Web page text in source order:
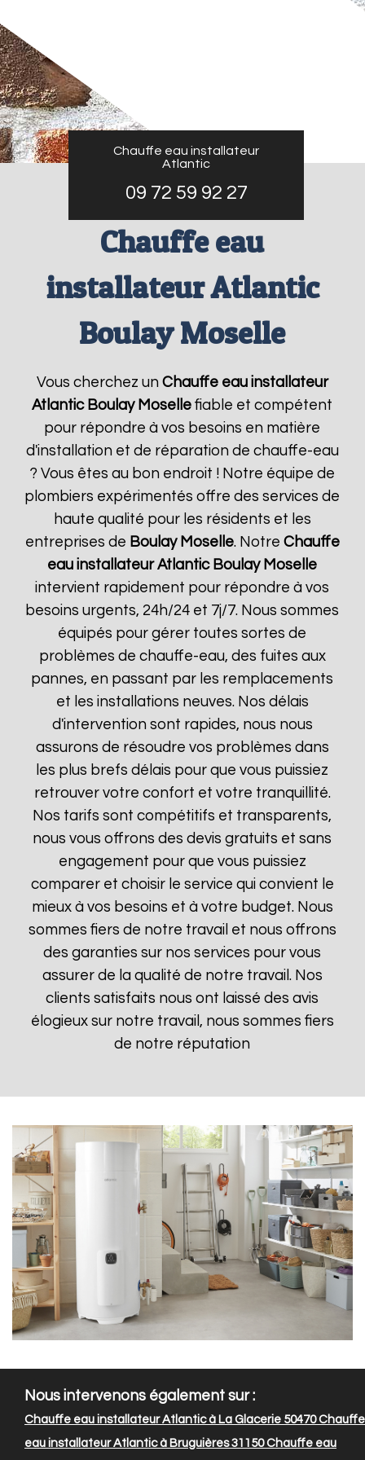
Chauffe eau installateur
Atlantic
09 72 59 92 27
Chauffe eau
installateur Atlantic
Boulay Moselle
Vous cherchez un Chauffe eau installateur
Atlantic Boulay Moselle fiable et compétent
pour répondre à vos besoins en matière
d'installation et de réparation de chauffe-eau
? Vous êtes au bon endroit ! Notre équipe de
plombiers expérimentés offre des services de
haute qualité pour les résidents et les
entreprises de Boulay Moselle. Notre Chauffe
eau installateur Atlantic Boulay Moselle
intervient rapidement pour répondre à vos
besoins urgents, 24h/24 et 7j/7. Nous sommes
équipés pour gérer toutes sortes de
problèmes de chauffe-eau, des fuites aux
pannes, en passant par les remplacements
et les installations neuves. Nos délais
d'intervention sont rapides, nous nous
assurons de résoudre vos problèmes dans
les plus brefs délais pour que vous puissiez
retrouver votre confort et votre tranquillité.
Nos tarifs sont compétitifs et transparents,
nous vous offrons des devis gratuits et sans
engagement pour que vous puissiez
comparer et choisir le service qui convient le
mieux à vos besoins et à votre budget. Nous
sommes fiers de notre travail et nous offrons
des garanties sur nos services pour vous
assurer de la qualité de notre travail. Nos
clients satisfaits nous ont laissé des avis
élogieux sur notre travail, nous sommes fiers
de notre réputation
Nous intervenons également sur :
Chauffe eau installateur Atlantic à La Glacerie 50470Chauffe
eau installateur Atlantic à Bruguières 31150Chauffe eau